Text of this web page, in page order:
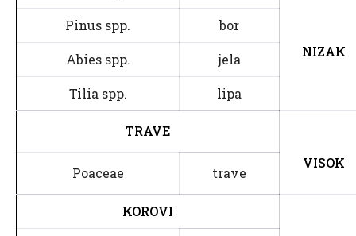
NIZAK
Pinus spp. bor
Abies spp. jela
Tilia spp. lipa
TRAVE
VISOK
Poaceae trave
KOROVI